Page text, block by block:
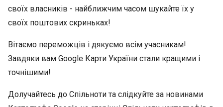
своїх власників - найближчим часом шукайте їх у
своїх поштових скриньках!
Вітаємо переможців і дякуємо всім учасникам!
Завдяки вам Google Карти України стали кращими і
точнішими!
Долучайтесь до Спільноти та слідкуйте за новинами